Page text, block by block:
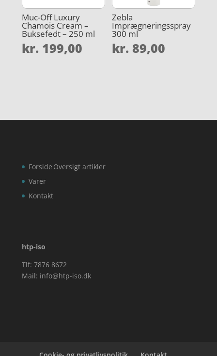
Muc-Off Luxury
Chamois Cream –
Buksefedt – 250 ml
kr. 199,00
Zebla
Imprægneringsspray
300 ml
kr. 89,00
Forside
Varer
Kontakt
Oversigt artikler
htp-iso
Tlf: 7876 8672
Mail: info@htp-iso.dk